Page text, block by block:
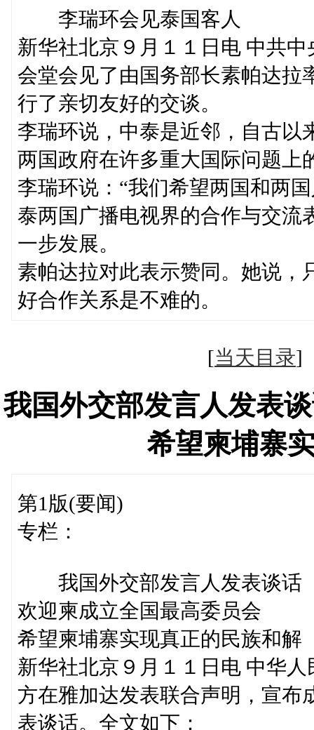
李瑞环会见泰国客人
新华社北京９月１１日电 中共
会堂会见了由国务部长素帕达拉
行了亲切友好的交谈。
李瑞环说，中泰是近邻，自古以
两国政府在许多重大国际问题上
李瑞环说：“我们希望两国和两
泰两国广播电视界的合作与交流
一步发展。
素帕达拉对此表示赞同。她说，
好合作关系是不难的。
[当天目录
我国外交部发言人发表
希望柬埔寨
第1版(要闻)
专栏：
我国外交部发言人发表谈话
欢迎柬成立全国最高委员会
希望柬埔寨实现真正的民族和解
新华社北京９月１１日电 中华
方在雅加达发表联合声明，宣布
表谈话。全文如下：